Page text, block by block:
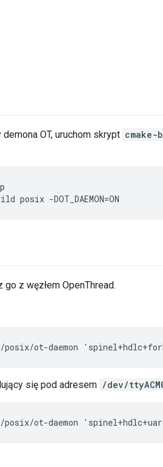
OT, uruchom skrypt cmake-
posix -DOT_DAEMON=ON
z węzłem OpenThread.
ot-daemon
się pod adresem /dev/
ot-daemon